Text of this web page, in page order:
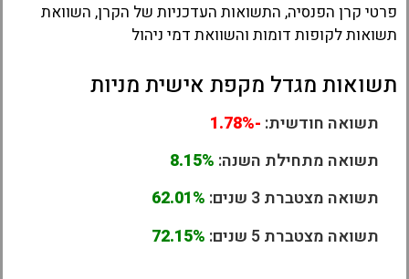
פרטי קרן הפנסיה, התשואות העדכניות של הקרן, השוואת
תשואות לקופות דומות והשוואת דמי ניהול
תשואות מגדל מקפת אישית מניות
תשואה חודשית: -1.78%
תשואה מתחילת השנה: 8.15%
תשואה מצטברת 3 שנים:
62.01%
תשואה מצטברת 5 שנים:
72.15%